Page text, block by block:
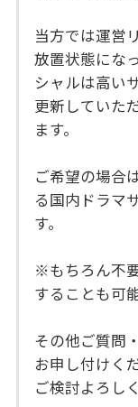
当方では運営
放置状態にな
シャルは高い
更新していた
ます。
ご希望の場合
る国内ドラマ
す。
※もちろん不
することも可
その他ご質問
お申し付けく
ご検討よろし